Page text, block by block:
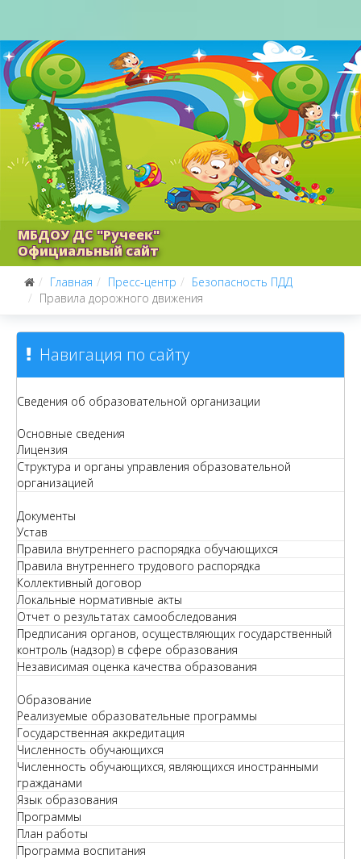
МБДОУ ДС "Ручеек"
Официальный сайт
Главная Пресс-центр
Безопасность ПДД
Правила дорожного движения
Навигация по сайту
Сведения об образовательной организации
Основные сведения
Лицензия
Структура и органы управления образовательной
организацией
Документы
Устав
Правила внутреннего распорядка обучающихся
Правила внутреннего трудового распорядка
Коллективный договор
Локальные нормативные акты
Отчет о результатах самообследования
Предписания органов, осуществляющих государственный
контроль (надзор) в сфере образования
Независимая оценка качества образования
Образование
Реализуемые образовательные программы
Государственная аккредитация
Численность обучающихся
Численность обучающихся, являющихся иностранными
гражданами
Язык образования
Программы
План работы
Программа воспитания